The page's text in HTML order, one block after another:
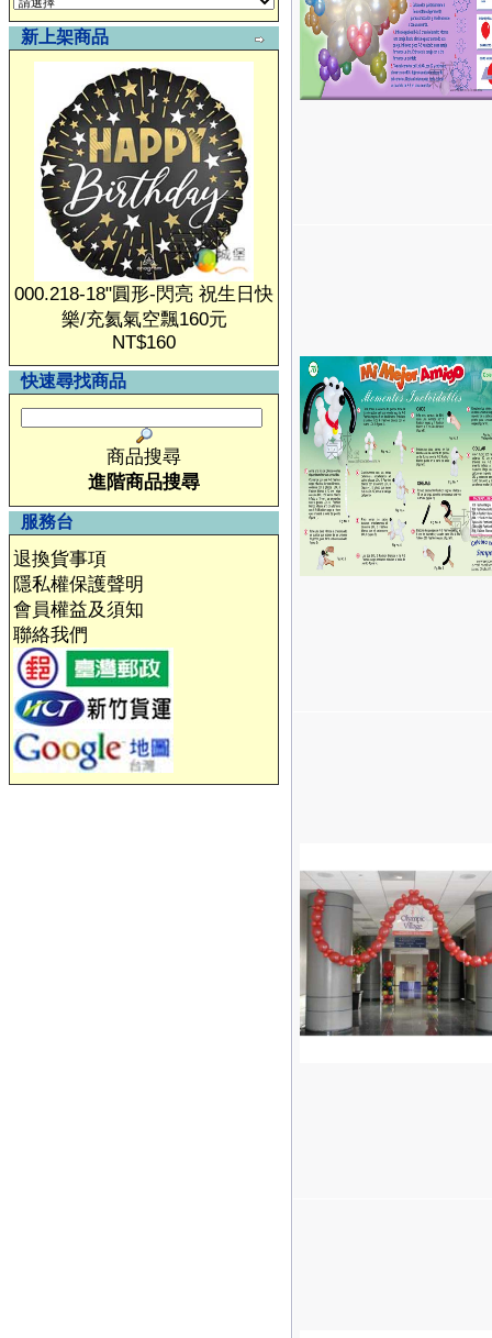
新上架商品
000.218-18"圓形-閃亮 祝生日快
樂/充氦氣空飄160元
NT$160
快速尋找商品
商品搜尋
進階商品搜尋
服務台
退換貨事項
隱私權保護聲明
會員權益及須知
聯絡我們